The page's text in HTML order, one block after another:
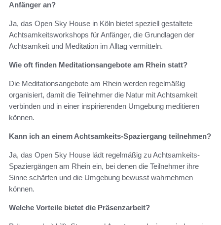
Anfänger an?
Ja, das Open Sky House in Köln bietet speziell gestaltete
Achtsamkeitsworkshops für Anfänger, die Grundlagen der
Achtsamkeit und Meditation im Alltag vermitteln.
Wie oft finden Meditationsangebote am Rhein statt?
Die Meditationsangebote am Rhein werden regelmäßig
organisiert, damit die Teilnehmer die Natur mit Achtsamkeit
verbinden und in einer inspirierenden Umgebung meditieren
können.
Kann ich an einem Achtsamkeits-Spaziergang teilnehmen?
Ja, das Open Sky House lädt regelmäßig zu Achtsamkeits-
Spaziergängen am Rhein ein, bei denen die Teilnehmer ihre
Sinne schärfen und die Umgebung bewusst wahrnehmen
können.
Welche Vorteile bietet die Präsenzarbeit?